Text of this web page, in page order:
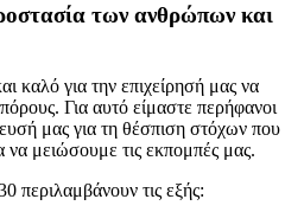
των ανθρώπων και
καλό για την επιχείρησή μας να
Για αυτό είμαστε περήφανοι
μας για τη θέσπιση στόχων που
να μειώσουμε τις εκπομπές μας.
περιλαμβάνουν τις εξής: